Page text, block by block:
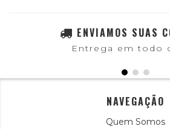
ENVIAMOS SUAS
Entrega em todo
NAVEGAÇÃO
Quem Somos